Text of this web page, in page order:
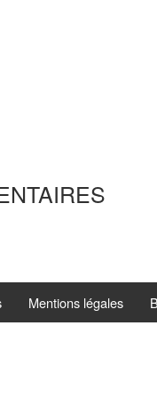
Mentions légales